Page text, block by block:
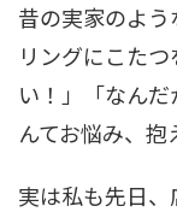
昔の実家のよ
リングにこた
い！」「なん
んてお悩み、抱
実は私も先日